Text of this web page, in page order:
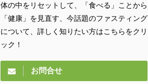
体の中をリセットして、「食べる」ことから
「健康」を見直す、今話題のファスティング
について、詳しく知りたい方はこちらをクリ
ック！
お問合せ